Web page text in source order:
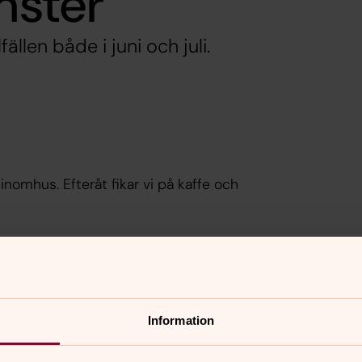
Information
både i juni och juli.
Efteråt fikar vi på kaffe och
firar vi gudstjänst i Carl Gustafs kyrka.
Medtag fikakorg.